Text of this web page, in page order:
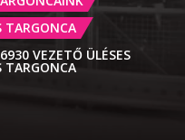
TARGONCA
VEZETŐ ÜLÉSES
TARGONCA